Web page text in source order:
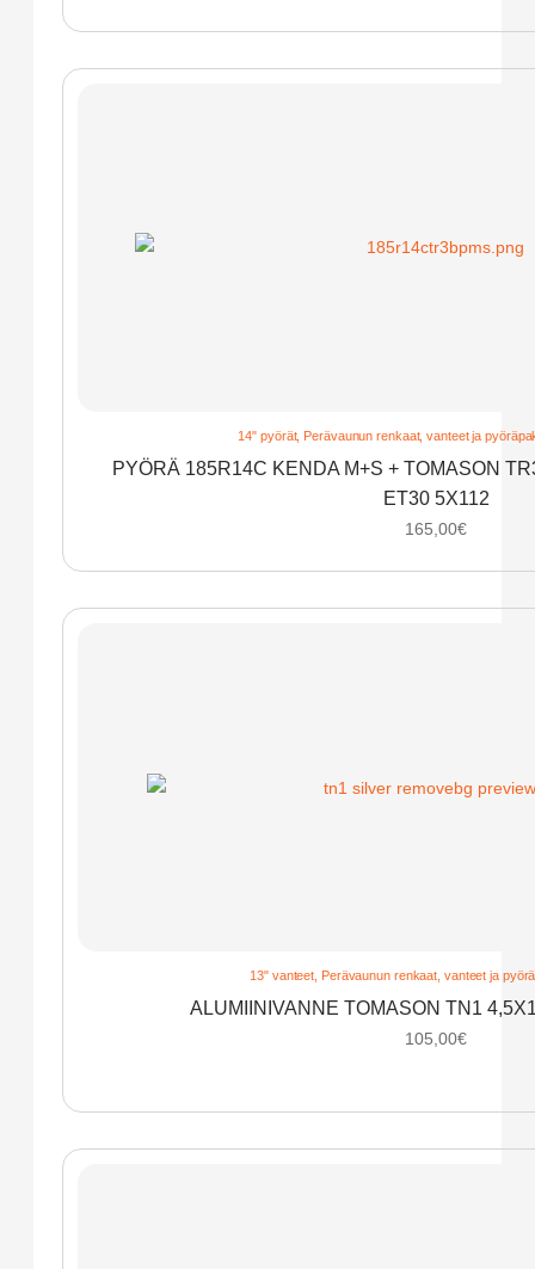
14" pyörät, Perävaunun renkaat, vanteet ja
PYÖRÄ 185R14C KENDA M+S + TOMASON
ET30 5X112
165,00€
13" vanteet Perävaunun renkaat, vanteet ja
ALUMIINIVANNE TOMASON TN1
105,00€